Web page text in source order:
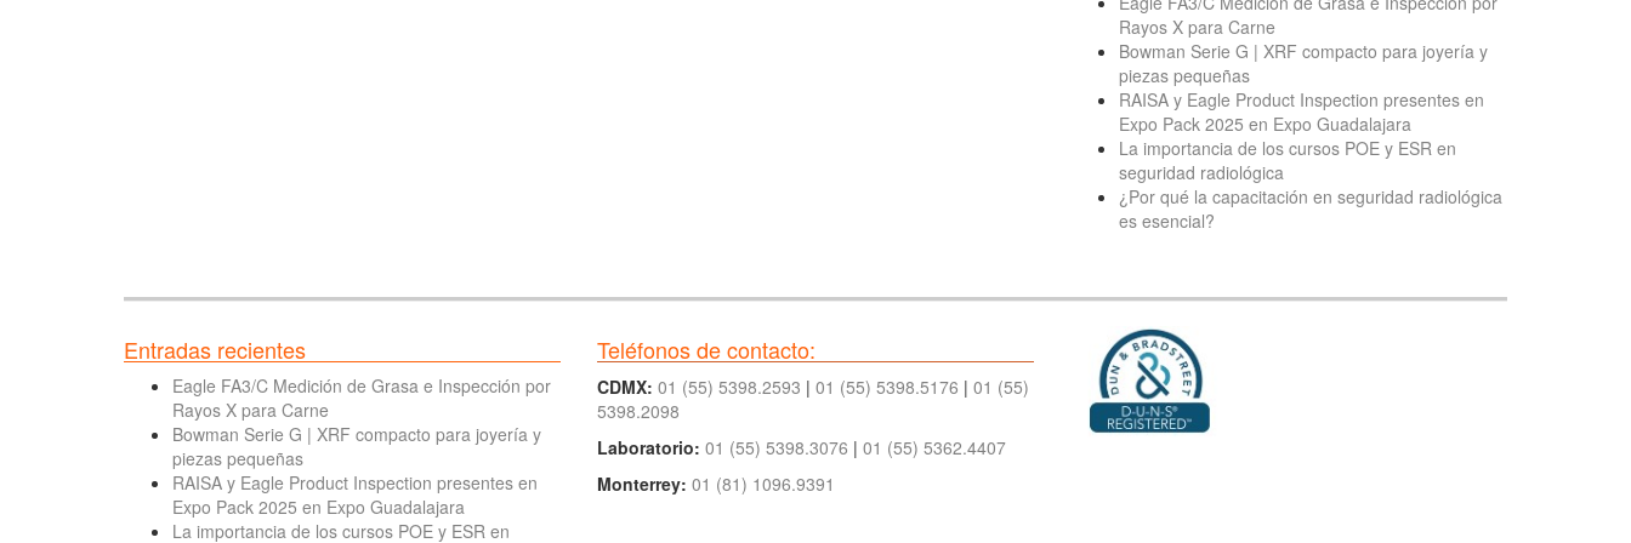
Rayos X para Carne
Bowman Serie G | XRF compacto para joyería y
piezas pequeñas
RAISA y Eagle Product Inspection presentes en
Expo Pack 2025 en Expo Guadalajara
La importancia de los cursos POE y ESR en
seguridad radiológica
¿Por qué la capacitación en seguridad radiológica
es esencial?
Entradas recientes
Eagle FA3/C Medición de Grasa e Inspección por
Rayos X para Carne
Bowman Serie G | XRF compacto para joyería y
piezas pequeñas
RAISA y Eagle Product Inspection presentes en
Expo Pack 2025 en Expo Guadalajara
La importancia de los cursos POE y ESR en
Teléfonos de contacto:
CDMX: 01 (55) 5398.2593 | 01 (55) 5398.5176 | 01 (55)
5398.2098
Laboratorio: 01 (55) 5398.3076 | 01 (55) 5362.4407
Monterrey: 01 (81) 1096.9391